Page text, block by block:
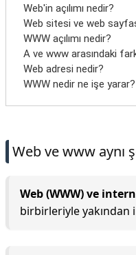
Web'in açılımı nedir?
Web sitesi ve web
WWW açılımı nedir?
A ve www arasındaki
Web adresi nedir?
WWW nedir ne işe yarar?
Web ve www aynı
Web (WWW) ve
birbirleriyle yakından